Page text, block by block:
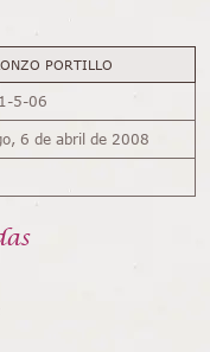
PORTILLO
5-06
6 de abril de 2008